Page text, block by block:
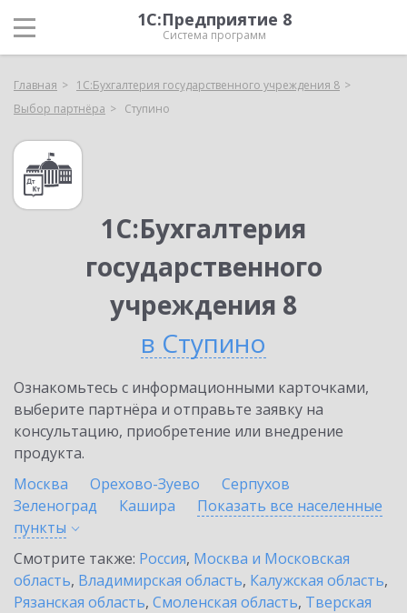
1С:Предприятие 8
Система программ
Главная
1С:Бухгалтерия государственного учреждения 8
Выбор партнёра
Ступино
1С:Бухгалтерия
государственного
учреждения 8
в Ступино
Ознакомьтесь с информационными карточками,
выберите партнёра и отправьте заявку на
консультацию, приобретение или внедрение
продукта.
Москва
Орехово-Зуево
Серпухов
Зеленоград
Кашира
Показать все населенные
пункты
Смотрите также: Россия, Москва и Московская
область, Владимирская область, Калужская область,
Рязанская область, Смоленская область, Тверская